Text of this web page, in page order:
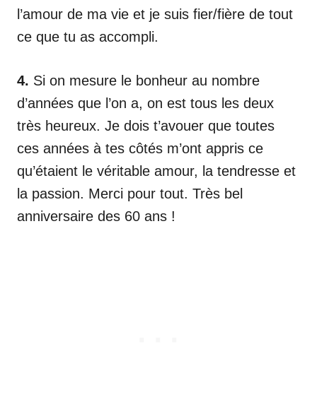
l’amour de ma vie et je suis fier/fière de tout
ce que tu as accompli.
4. Si on mesure le bonheur au nombre
d’années que l’on a, on est tous les deux
très heureux. Je dois t’avouer que toutes
ces années à tes côtés m’ont appris ce
qu’étaient le véritable amour, la tendresse et
la passion. Merci pour tout. Très bel
anniversaire des 60 ans !